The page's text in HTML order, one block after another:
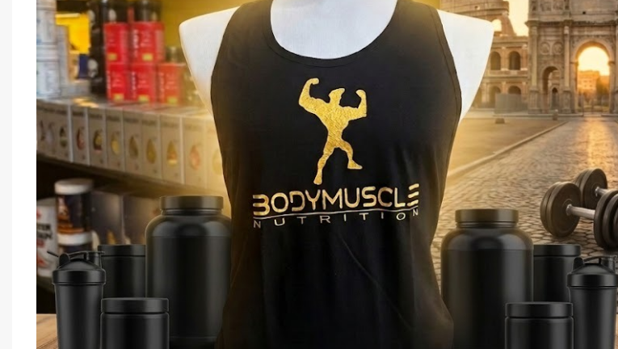
Anderson
Barrette proteiche/energetiche
Bevande energetiche/Proteiche
CARBO-JEL
Collagene
Creatina Polvere e Tabs
Creme proteiche
Drenanti / Termo Genici
Farina d'avena/ Fiocchi d'avena
Farina di avena/ fiocchi di avena/ Crema di
riso
Glutammina
Idea Natale
keto
L-carnitina / Carnitina
MAGNESIO /SUPREMO -CITRATO -
BLICINATO
Maltodestrine/ Ciclodestrine
Carbo Gel C2:1PRO Limone con
Sodio ENERVIT
CARBO-JEL,Pre-Post Workout
€3,50€2,90
-17%
ENERVIT PROTEIN BAR
Barrette proteiche/
€3,50 €2,90